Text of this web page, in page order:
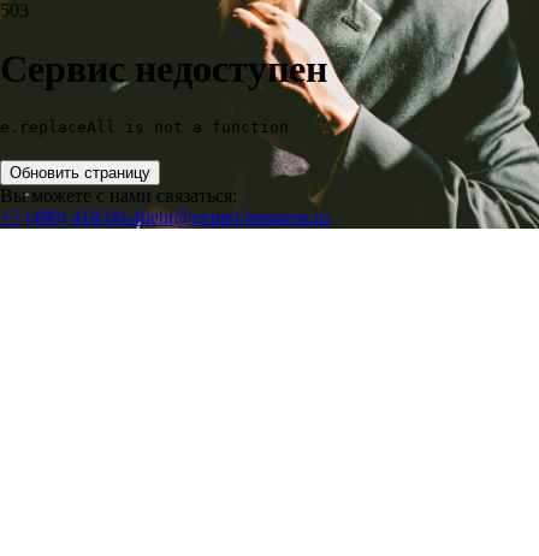
503
Сервис недоступен
e.replaceAll is not a function
Обновить страницу
Вы можете с нами связаться:
+7 (499) 418-00-40ebr@expert-business.ru